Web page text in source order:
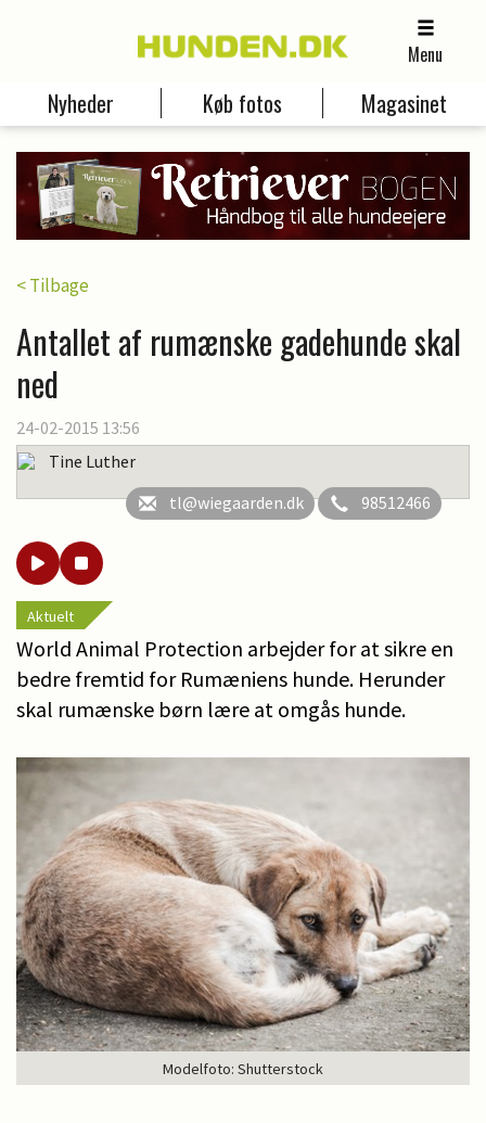
Menu
Nyheder Køb fotos Magasinet
< Tilbage
Antallet af rumænske gadehunde skal
ned
24-02-2015 13:56
Tine Luther
tl@wiegaarden.dk
98512466
Aktuelt
World Animal Protection arbejder for at sikre en
bedre fremtid for Rumæniens hunde. Herunder
skal rumænske børn lære at omgås hunde.
Modelfoto: Shutterstock